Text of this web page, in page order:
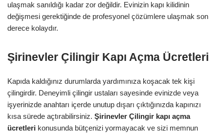
ulaşmak sanıldığı kadar zor değildir. Evinizin kapı kilidinin
değişmesi gerektiğinde de profesyonel çözümlere ulaşmak son
derece kolaydır.
Şirinevler Çilingir Kapı Açma Ücretleri
Kapıda kaldığınız durumlarda yardımınıza koşacak tek kişi
çilingirdir. Deneyimli çilingir ustaları sayesinde evinizde veya
işyerinizde anahtarı içerde unutup dışarı çıktığınızda kapınızı
kısa sürede açtırabilirsiniz. Şirinevler Çilingir kapı açma
ücretleri konusunda bütçenizi yormayacak ve sizi memnun